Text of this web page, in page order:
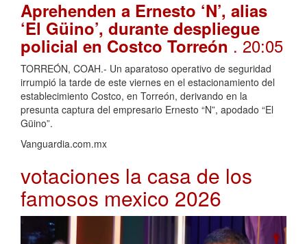
Aprehenden a Ernesto ‘N’, alias
‘El Güino’, durante despliegue
policial en Costco Torreón. 20:05
TORREÓN, COAH.- Un aparatoso operativo de seguridad
irrumpió la tarde de este viernes en el estacionamiento del
establecimiento Costco, en Torreón, derivando en la
presunta captura del empresario Ernesto “N”, apodado “El
Güino”.
Vanguardia.com.mx
votaciones la casa de los
famosos mexico 2026